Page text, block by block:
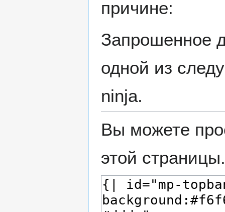
причине:
Запрошенное
одной из
ninja.
Вы можете
этой страницы.